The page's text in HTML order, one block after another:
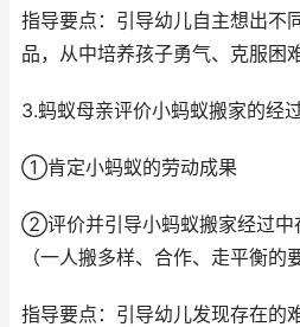
指导要点：引导幼儿自主想出不
品，从中培养孩子勇气、克服困
3.蚂蚁母亲评价小蚂蚁搬家的经过
①肯定小蚂蚁的劳动成果
②评价并引导小蚂蚁搬家经过中
（一人搬多样、合作、走平衡的
指导要点：引导幼儿发现存在的